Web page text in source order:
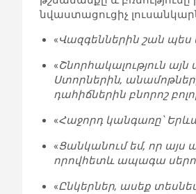
նվաստացուցիչ
«Վազգեններին շան պես
«Շնորհակալություն
Ստորներին,
դահիճներին բնորոշ
«Հաջորդ կանգառը՝
«Ցանկանում եմ, որ այս
որովհետև ապագա
«Ընկերներ, ասեք